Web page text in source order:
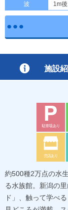
波
1m
施設
駐車場あり
売店あり
約500種2万点の水
る水族館。新潟の
ド」、触って学べ